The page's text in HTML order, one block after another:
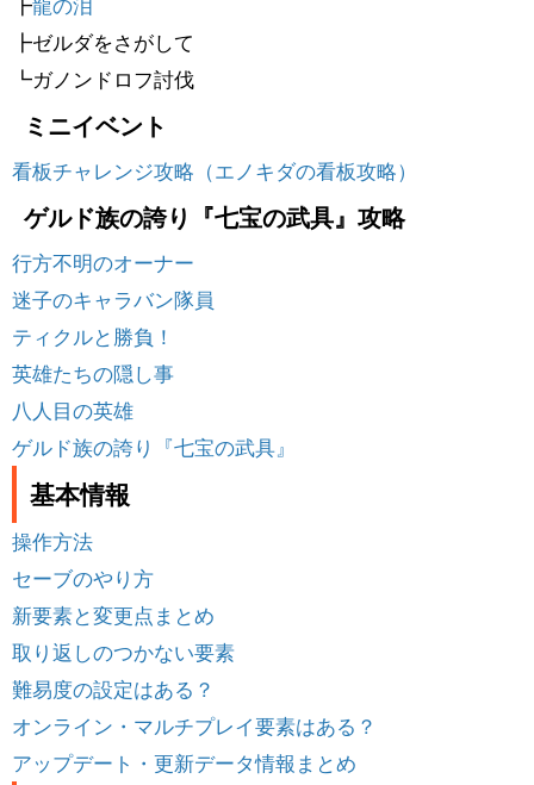
┣龍の泪
┣ゼルダをさがして
┗ガノンドロフ討伐
ミニイベント
看板チャレンジ攻略（エノキダの看板攻略）
ゲルド族の誇り『七宝の武具』攻略
行方不明のオーナー
迷子のキャラバン隊員
ティクルと勝負！
英雄たちの隠し事
八人目の英雄
ゲルド族の誇り『七宝の武具』
基本情報
操作方法
セーブのやり方
新要素と変更点まとめ
取り返しのつかない要素
難易度の設定はある？
オンライン・マルチプレイ要素はある？
アップデート・更新データ情報まとめ